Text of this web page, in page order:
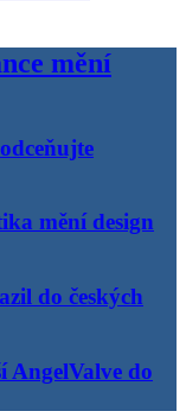
mění
mění design
do českých
AngelValve do